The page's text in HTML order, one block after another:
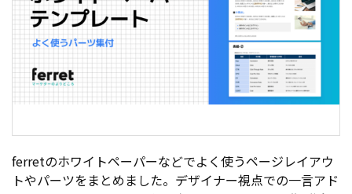
ferretのホワイトペーパーなどでよく使うページレイアウ
トやパーツをまとめました。デザイナー視点での一言アド